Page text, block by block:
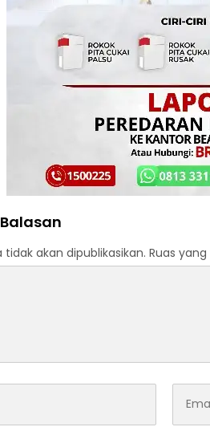
akan dipublikasikan. Ruas